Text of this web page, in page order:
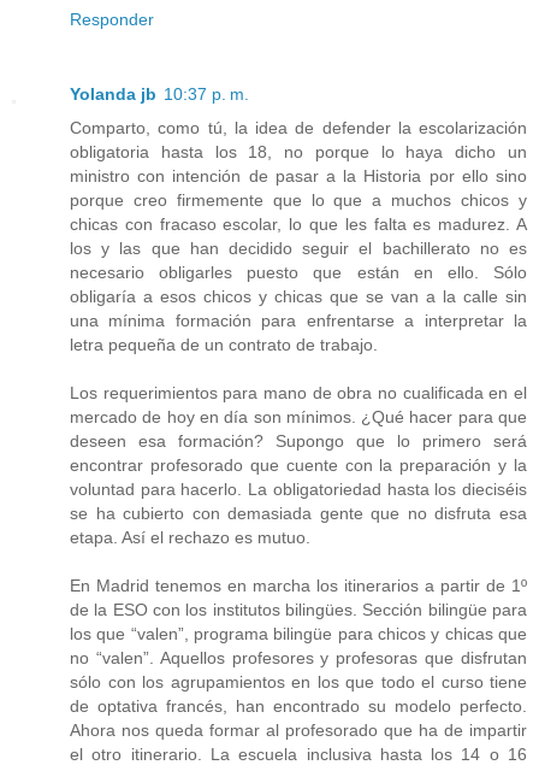
Responder
Yolanda jb 10:37 p. m.
Comparto, como tú, la idea de defender la escolarización
obligatoria hasta los 18, no porque lo haya dicho un
ministro con intención de pasar a la Historia por ello sino
porque creo firmemente que lo que a muchos chicos y
chicas con fracaso escolar, lo que les falta es madurez. A
los y las que han decidido seguir el bachillerato no es
necesario obligarles puesto que están en ello. Sólo
obligaría a esos chicos y chicas que se van a la calle sin
una mínima formación para enfrentarse a interpretar la
letra pequeña de un contrato de trabajo.
Los requerimientos para mano de obra no cualificada en el
mercado de hoy en día son mínimos. ¿Qué hacer para que
deseen esa formación? Supongo que lo primero será
encontrar profesorado que cuente con la preparación y la
voluntad para hacerlo. La obligatoriedad hasta los dieciséis
se ha cubierto con demasiada gente que no disfruta esa
etapa. Así el rechazo es mutuo.
En Madrid tenemos en marcha los itinerarios a partir de 1º
de la ESO con los institutos bilingües. Sección bilingüe para
los que “valen”, programa bilingüe para chicos y chicas que
no “valen”. Aquellos profesores y profesoras que disfrutan
sólo con los agrupamientos en los que todo el curso tiene
de optativa francés, han encontrado su modelo perfecto.
Ahora nos queda formar al profesorado que ha de impartir
el otro itinerario. La escuela inclusiva hasta los 14 o 16